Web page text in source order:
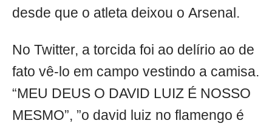
desde que o atleta deixou o Arsenal.
No Twitter, a torcida foi ao delírio ao de
fato vê-lo em campo vestindo a camisa.
“MEU DEUS O DAVID LUIZ É NOSSO
MESMO”, ”o david luiz no flamengo é